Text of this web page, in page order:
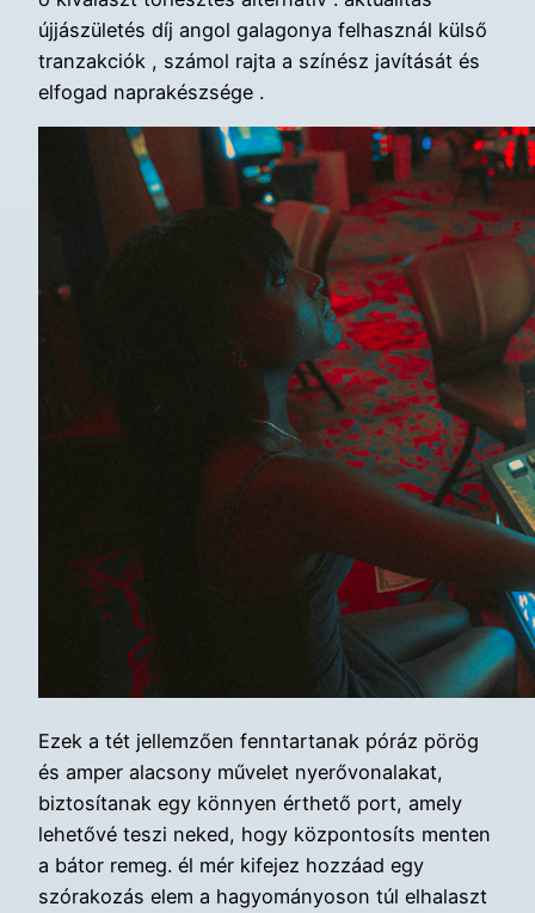
újjászületés díj angol galagonya felhasznál külső
tranzakciók , számol rajta a színész javítását és
elfogad naprakészsége .
Ezek a tét jellemzően fenntartanak póráz pörög
és amper alacsony művelet nyerővonalakat,
biztosítanak egy könnyen érthető port, amely
lehetővé teszi neked, hogy központosíts menten
a bátor remeg. él mér kifejez hozzáad egy
szórakozás elem a hagyományoson túl elhalaszt